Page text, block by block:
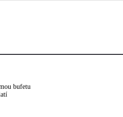
bufetu